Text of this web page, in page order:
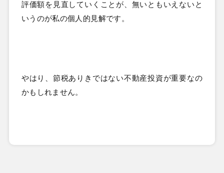
評価額を見直していくことが、無いともいえないと
いうのが私の個人的見解です。
やはり、節税ありきではない不動産投資が重要なの
かもしれません。